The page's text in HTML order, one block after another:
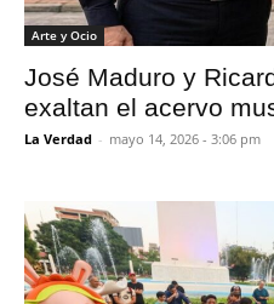
Arte y Ocio
José Maduro y
exaltan el acervo
La Verdad - mayo 14, 2026 - 3:06 pm